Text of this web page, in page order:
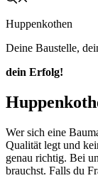
Huppenkothen
Deine Baustelle,
dein Erfolg!
Wer sich eine
Qualität legt und
genau richtig. Bei
brauchst. Falls du